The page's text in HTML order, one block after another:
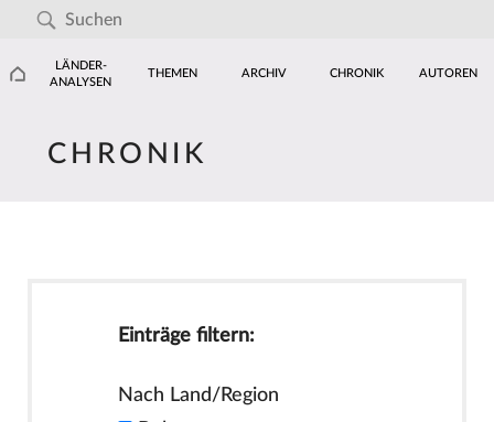
LÄNDER-
ANALYSEN
THEMEN ARCHIV CHRONIK AUTOREN
CHRONIK
Einträge filtern:
Nach Land/Region